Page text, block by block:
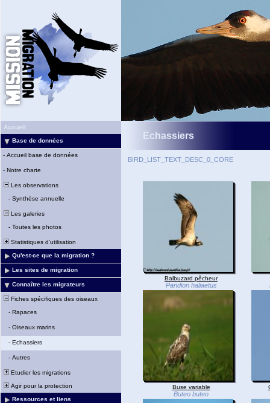
Accueil
Base de données
- Accueil base de données
- Notre charte
Les observations
- Synthèse annuelle
Les galeries
- Toutes les photos
Statistiques d'utilisation
Qu'est-ce que la migration ?
Les sites de migration
Connaître les migrateurs
Fiches spécifiques des oiseaux
- Rapaces
- Oiseaux marins
- Echassiers
- Autres
Etudier les migrations
Agir pour la protection
Ressources et liens
Echassiers
BIRD_LIST_TEXT_DESC_0_CORE
Balbuzard pêcheur
Pandion haliaetus
Buse variable
Buteo buteo